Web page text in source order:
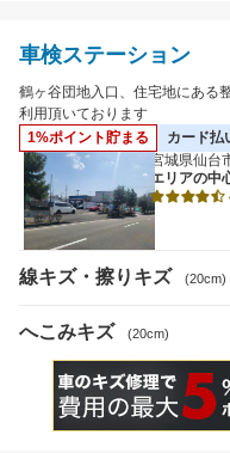
車検ステーション
鶴ヶ谷団地入口、住宅地にある
利用頂いております
1%ポイント貯まる
カード払
宮城県仙台
エリアの中
線キズ・擦りキズ (20cm)
へこみキズ (20cm)